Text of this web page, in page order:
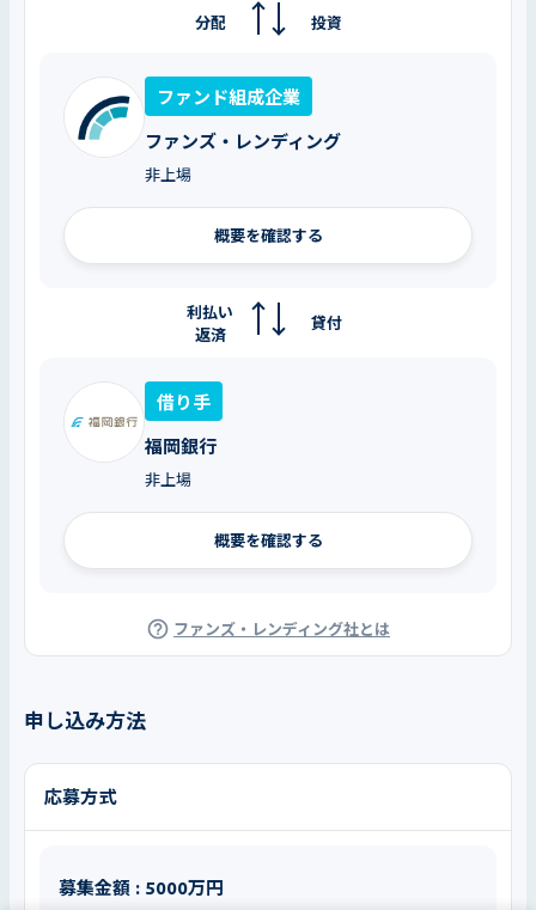
投資
分配
ファンド組成企業
ファンズ・レンディング
非上場
概要を確認する
貸付
利払い
返済
借り手
福岡銀行
非上場
概要を確認する
ファンズ・レンディング社とは
申し込み方法
応募方式
募集金額 : 5000万円